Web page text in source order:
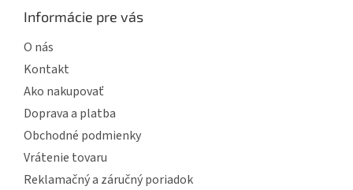
Informácie pre vás
O nás
Kontakt
Ako nakupovať
Doprava a platba
Obchodné podmienky
Vrátenie tovaru
Reklamačný a záručný poriadok